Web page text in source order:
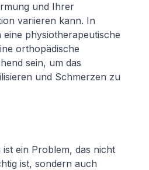
und Ihrer
variieren kann. In
eine physiotherapeutische
orthopädische
sein, um das
und Schmerzen zu
ist ein Problem, das nicht
ist, sondern auch